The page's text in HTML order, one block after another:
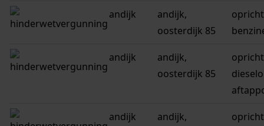
andijk
andijk,
oosterdijk 85
andijk
andijk,
oosterdijk 85
andijk
andijk,